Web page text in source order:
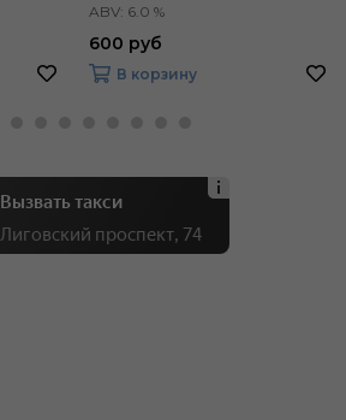
ABV: 6.0 %
600 руб
В корзину
Вызвать такси
Лиговский проспект, 74